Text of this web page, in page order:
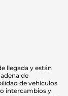
llegada y están
de
de vehículos
intercambios y